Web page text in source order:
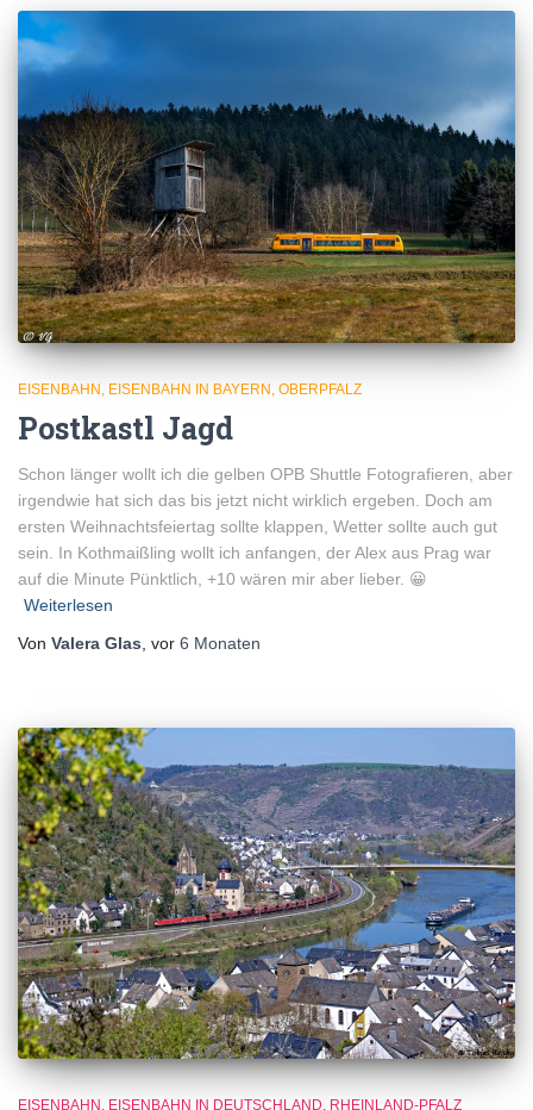
EISENBAHN EISENBAHN IN BAYERN OBERPFALZ
Postkastl Jagd
Schon länger wollt ich die gelben OPB Shuttle Fotografieren, aber
irgendwie hat sich das bis jetzt nicht wirklich ergeben. Doch am
ersten Weihnachtsfeiertag sollte klappen, Wetter sollte auch gut
sein. In Kothmaißling wollt ich anfangen, der Alex aus Prag war
auf die Minute Pünktlich, +10 wären mir aber lieber. 😀
Weiterlesen
Von Valera Glas , vor 6 Monaten
EISENBAHN EISENBAHN IN DEUTSCHLAND RHEINLAND-PFALZ